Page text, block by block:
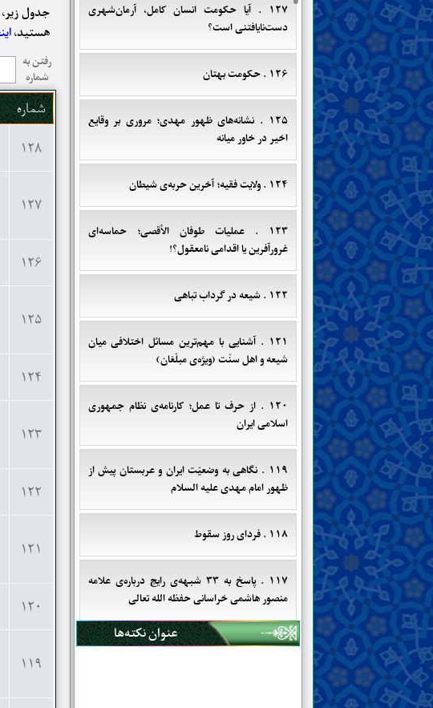
۱۲۷ . آیا حکومت انسان کامل، آرمان‌شهری
دست‌نایافتنی است؟
۱۲۶ . حکومت بهتان
۱۲۵ . نشانه‌های ظهور مهدی؛ مروری بر وقایع
اخیر در خاور میانه
۱۲۴ . ولایت فقیه؛ آخرین حربه‌ی شیطان
۱۲۳ . عملیات طوفان الأقصی؛ حماسه‌ای
غرورآفرین یا اقدامی نامعقول؟!
۱۲۲ . شیعه در گرداب تباهی
۱۲۱ . آشنایی با مهم‌ترین مسائل اختلافی میان
شیعه و اهل سنّت (ویژه‌ی مبلّغان)
۱۲۰ . از حرف تا عمل؛ کارنامه‌ی نظام جمهوری
اسلامی ایران
۱۱۹ . نگاهی به وضعیّت ایران و عربستان پیش از
ظهور امام مهدی علیه السلام
۱۱۸ . فردای روز سقوط
۱۱۷ . پاسخ به ۳۳ شبهه‌ی رایج درباره‌ی علامه
منصور هاشمی خراسانی حفظه الله تعالی
۱۱۶ . آخرین فرصت‌ها
عنوان نکته‌ها
جدول
هستید،
رفتن به
شماره
شماره
۱۲۸
۱۲۷
۱۲۶
۱۲۵
۱۲۴
۱۲۳
۱۲۲
۱۲۱
۱۲۰
۱۱۹